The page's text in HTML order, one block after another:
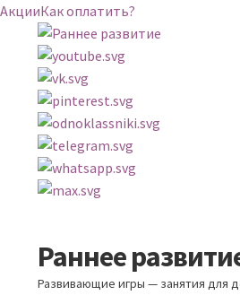
АкцииКак оплатить?
Перейти
к
навигации
Перейти
к
содержимому
Раннее
Развивающие игры — занятия для